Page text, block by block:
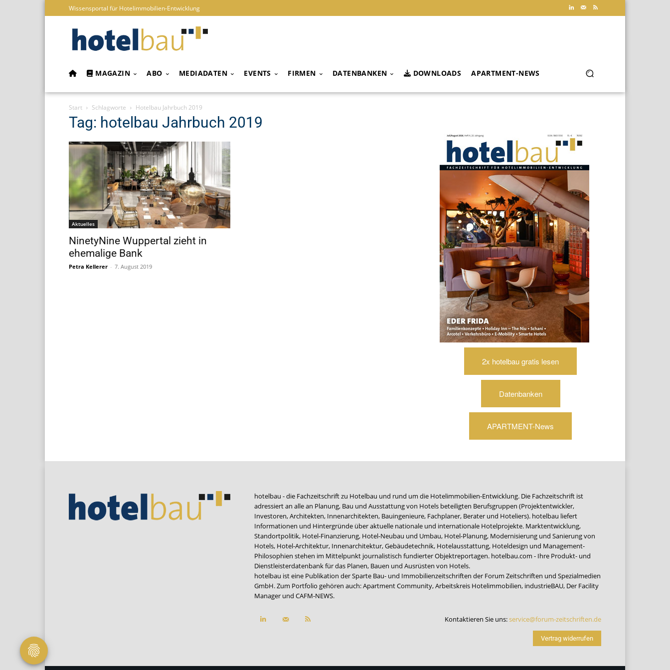
Wissensportal für Hotelimmobilien-Entwicklung
MAGAZIN ABO MEDIADATEN EVENTS FIRMEN DATENBANKEN DOWNLOADS APARTMENT-NEWS
Start Schlagworte Hotelbau Jahrbuch 2019
Tag: hotelbau Jahrbuch 2019
Aktuelles
NinetyNine Wuppertal zieht in
ehemalige Bank
Petra Kellerer - 7. August 2019
2x hotelbau gratis lesen
Datenbanken
APARTMENT-News
hotelbau - die Fachzeitschrift zu Hotelbau und rund um die Hotelimmobilien-Entwicklung. Die Fachzeitschrift ist
adressiert an alle an Planung, Bau und Ausstattung von Hotels beteiligten Berufsgruppen (Projektentwickler,
Investoren, Architekten, Innenarchitekten, Bauingenieure, Fachplaner, Berater und Hoteliers). hotelbau liefert
Informationen und Hintergründe über aktuelle nationale und internationale Hotelprojekte. Marktentwicklung,
Standortpolitik, Hotel-Finanzierung, Hotel-Neubau und Umbau, Hotel-Planung, Modernisierung und Sanierung von
Hotels, Hotel-Architektur, Innenarchitektur, Gebäudetechnik, Hotelausstattung, Hoteldesign und Management-
Philosophien stehen im Mittelpunkt journalistisch fundierter Objektreportagen. hotelbau.com - Ihre Produkt- und
Dienstleisterdatenbank für das Planen, Bauen und Ausrüsten von Hotels.
hotelbau ist eine Publikation der Sparte Bau- und Immobilienzeitschriften der Forum Zeitschriften und Spezialmedien
GmbH. Zum Portfolio gehören auch:Apartment Community,Arbeitskreis Hotelimmobilien, industrieBAU, Der Facility
Manager und CAFM-NEWS.
Kontaktieren Sie uns:service@forum-zeitschriften.de
Vertrag widerrufen